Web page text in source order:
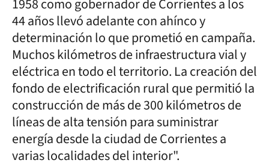
1958 como gobernador de Corrientes a los
44 años llevó adelante con ahínco y
determinación lo que prometió en campaña.
Muchos kilómetros de infraestructura vial y
eléctrica en todo el territorio. La creación del
fondo de electrificación rural que permitió la
construcción de más de 300 kilómetros de
líneas de alta tensión para suministrar
energía desde la ciudad de Corrientes a
varias localidades del interior".